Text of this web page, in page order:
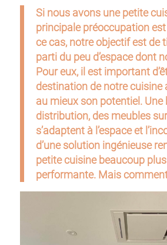
Si nous avons une petite
principale préoccupation est
ce cas, notre objectif est de
parti du peu d’espace dont
Pour eux, il est important
destination de notre cuisine
au mieux son potentiel. Une
distribution, des meubles
s’adaptent à l’espace et
d’une solution ingénieuse
petite cuisine beaucoup
performante. Mais